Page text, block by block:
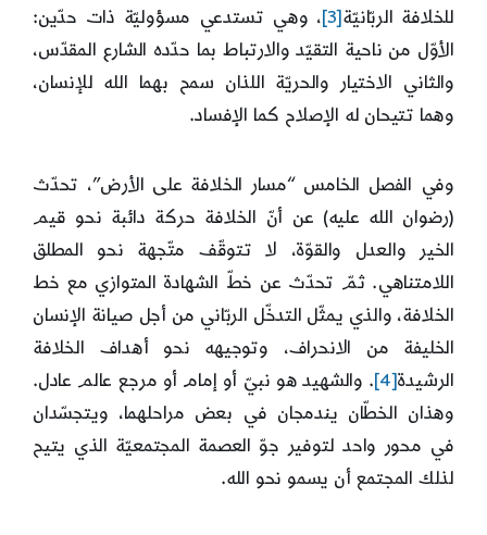
للخلافة الربّانيّة [3]
، وهي تستدعي مسؤوليّة ذات حدّين:
الأوّل من ناحية التقيّد والارتباط بما حدّده الشارع المقدّس،
والثاني الاختيار والحريّة اللذان سمح بهما الله للإنسان،
وهما تتيحان له الإصلاح كما الإفساد.
وفي الفصل الخامس “مسار الخلافة على الأرض”، تحدّث
(رضوان الله عليه) عن أنّ الخلافة حركة دائبة نحو قيم
الخير والعدل والقوّة، لا تتوقّف متّجهة نحو المطلق
اللامتناهي. ثمّ تحدّث عن خطّ الشهادة المتوازي مع خط
الخلافة، والذي يمثّل التدخّل الربّاني من أجل صيانة الإنسان
الخليفة من الانحراف، وتوجيهه نحو أهداف الخلافة
الرشيدة[4]
. والشهيد هو نبيّ أو إمام أو مرجع عالم عادل.
وهذان الخطّان يندمجان في بعض مراحلهما، ويتجسّدان
في محور واحد لتوفير جوّ العصمة المجتمعيّة الذي يتيح
لذلك المجتمع أن يسمو نحو الله.